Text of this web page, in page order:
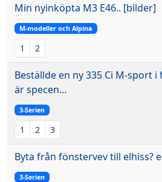
Min nyinköpta M3 E46.. [bilder]
M-modeller och Alpina
1 2
Beställde en ny 335 Ci M-sport
är specen...
3-Serien
1 2 3
Byta från fönstervev till elhiss?
3-Serien